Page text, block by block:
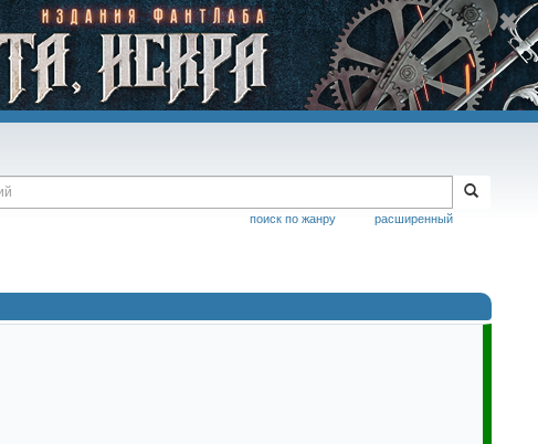
расширенный
поиск по жанру